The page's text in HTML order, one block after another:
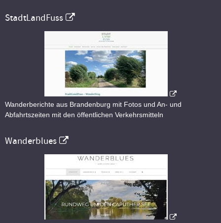
StadtLandFuss
Wanderberichte aus Brandenburg mit Fotos und An- und
Abfahrtszeiten mit den öffentlichen Verkehrsmitteln
Wanderblues